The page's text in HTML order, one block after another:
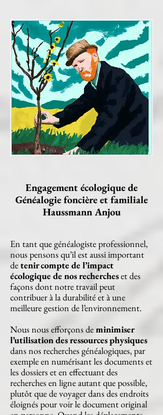
Engagement écologique de
Généalogie foncière et familiale
Haussmann Anjou
En tant que généalogiste professionnel,
nous pensons qu’il est aussi important
detenir compte de l’impact
écologique de nos rechercheset des
façons dont notre travail peut
contribuer à la durabilité et à une
meilleure gestion de l’environnement.
Nous nous efforçons deminimiser
l’utilisation des ressources physiques
dans nos recherches généalogiques, par
exemple en numérisant les documents et
les dossiers et en effectuant des
recherches en ligne autant que possible,
plutôt que de voyager dans des endroits
éloignés pour voir le document original